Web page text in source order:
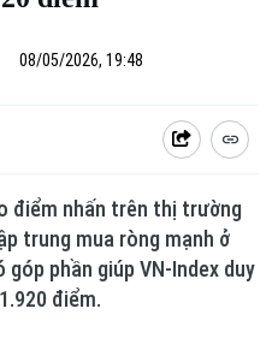
08/05/2026, 19:48
điểm nhấn trên thị trường
trung mua ròng mạnh ở
phần giúp VN-Index duy
điểm.